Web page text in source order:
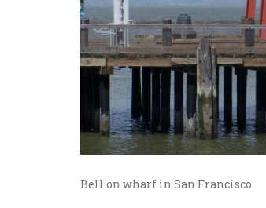
Bell on wharf in San Francisco